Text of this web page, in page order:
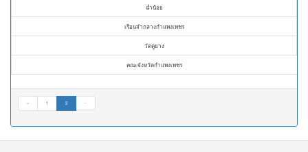
ฉ่ำน้อย
เรือนจำกลางกำแพงเพชร
วัดคูยาง
คณะจังหวัดกำแพงเพชร
« 1 2 »